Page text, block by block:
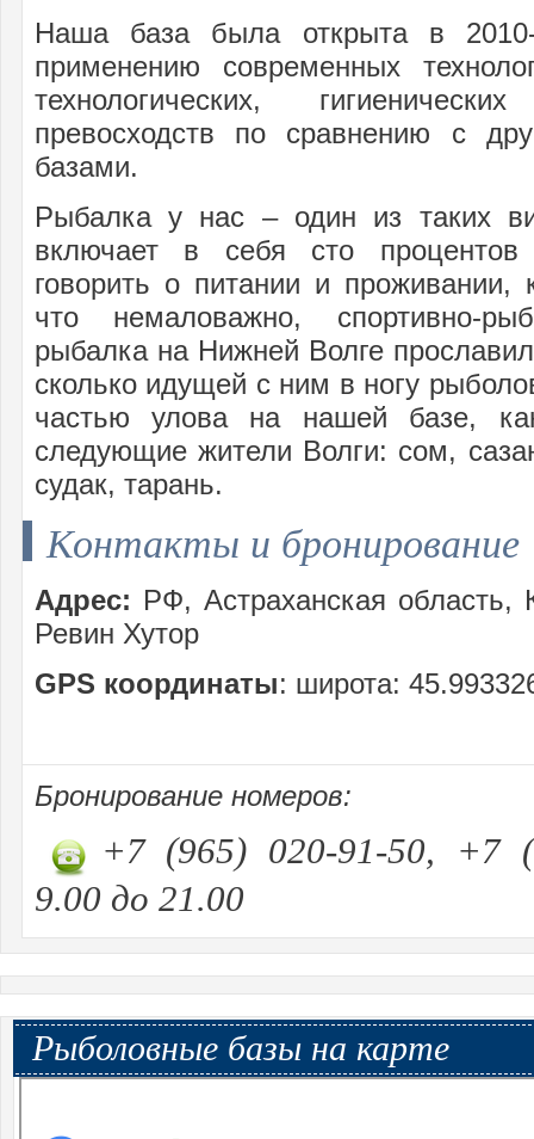
Наша база была открыта в
применению современных
технологических,
превосходств по сравнению с
базами.
Рыбалка у нас – один из таких
включает в себя сто процентов
говорить о питании и проживании,
что немаловажно, спортивно-
рыбалка на Нижней Волге
сколько идущей с ним в ногу
частью улова на нашей базе,
следующие жители Волги: сом,
судак, тарань.
Контакты и бронирование
Адрес: РФ, Астраханская область,
Ревин Хутор
GPS координаты: широта:
Бронирование номеров:
+7 (965) 020-91-50, +7
9.00 до 21.00
Рыболовные базы на карте